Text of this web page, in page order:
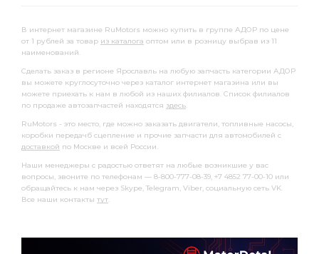
В интернет магазине RuMotors можно купить в группе АДОР по цене
от 1 рублей за товар из каталога оптом или в розницу выбрав из 11
наименований.
Сделать заказ в регионе Ярославль на любую запчасть категории АДОР
вы можете круглосуточно через каталог интернет магазина или вы
можете приехать к нам в любой из наших филиалов. Список филиалов
по продаже автозапчастей находятся здесь.
RuMotors - это место, где можно заказать двигатели, топливные насосы,
коробки передачб сцепление и прочие запчасти для автомобилей с
доставкой по Москве и всей России.
Наши менеджеры с радостью ответят на любые возникшие у вас
вопросы, звоните по телефонам — 8-800-777-08-39, +7 4852 77-00-10 или
обращайтесь к нам через Skype, Telegram, Viber, социальную сеть VK.
Все наши контакты тут.